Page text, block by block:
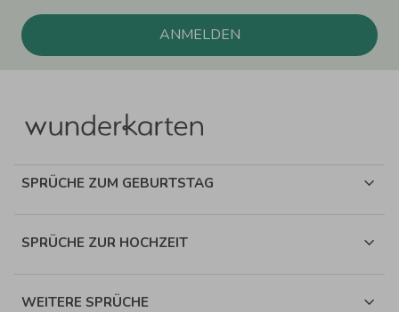
ANMELDEN
SPRÜCHE ZUM GEBURTSTAG
SPRÜCHE ZUR HOCHZEIT
WEITERE SPRÜCHE